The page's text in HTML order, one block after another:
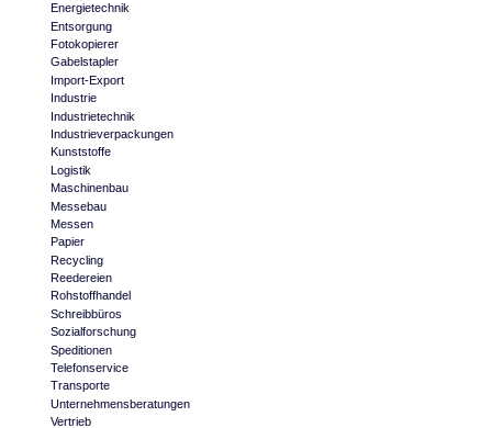
Energietechnik
Entsorgung
Fotokopierer
Gabelstapler
Import-Export
Industrie
Industrietechnik
Industrieverpackungen
Kunststoffe
Logistik
Maschinenbau
Messebau
Messen
Papier
Recycling
Reedereien
Rohstoffhandel
Schreibbüros
Sozialforschung
Speditionen
Telefonservice
Transporte
Unternehmensberatungen
Vertrieb